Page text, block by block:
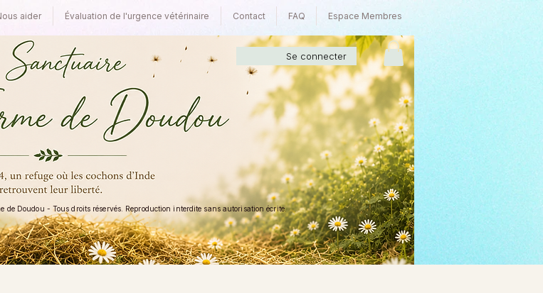
aider Évaluation de l'urgence vétérinaire Contact FAQ Espace Membres
Se connecter
de Doudou - Tous droits réservés. Reproduction interdite sans autorisation écrite.